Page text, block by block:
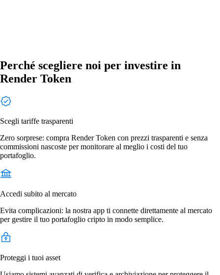
Perché scegliere noi per investire in
Render Token
Scegli tariffe trasparenti
Zero sorprese: compra Render Token con prezzi trasparenti e senza
commissioni nascoste per monitorare al meglio i costi del tuo
portafoglio.
Accedi subito al mercato
Evita complicazioni: la nostra app ti connette direttamente al mercato
per gestire il tuo portafoglio cripto in modo semplice.
Proteggi i tuoi asset